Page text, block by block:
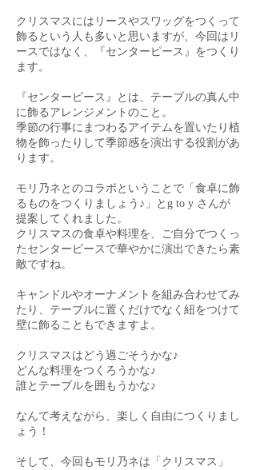
クリスマスにはリースやスワッグをつくって
飾るという人も多いと思いますが、今回はリ
ースではなく、『センターピース』をつくり
ます。
『センターピース』とは、テーブルの真ん中
に飾るアレンジメントのこと。
季節の行事にまつわるアイテムを置いたり植
物を飾ったりして季節感を演出する役割があ
ります。
モリ乃ネとのコラボということで「食卓に飾
るものをつくりましょう♪」とg to y さんが
提案してくれました。
クリスマスの食卓や料理を、ご自分でつくっ
たセンターピースで華やかに演出できたら素
敵ですね。
キャンドルやオーナメントを組み合わせてみ
たり、テーブルに置くだけでなく紐をつけて
壁に飾ることもできますよ。
クリスマスはどう過ごそうかな♪
どんな料理をつくろうかな♪
誰とテーブルを囲もうかな♪
なんて考えながら、楽しく自由につくりまし
ょう！
そして、今回もモリ乃ネは「クリスマス」